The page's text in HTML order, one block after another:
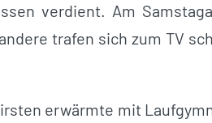
verdient. Am
trafen sich zum TV
erwärmte mit